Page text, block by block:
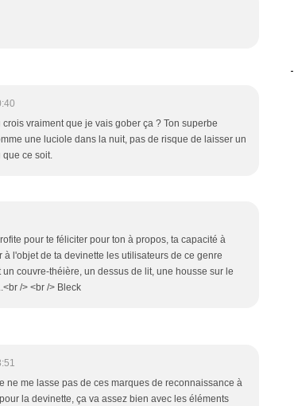
vraiment que je vais gober ça ? Ton superbe
une luciole dans la nuit, pas de risque de laisser un
ce soit.
pour te féliciter pour ton à propos, ta capacité à
l'objet de ta devinette les utilisateurs de ce genre
couvre-théière, un dessus de lit, une housse sur le
/> <br /> Bleck
ne me lasse pas de ces marques de reconnaissance à
la devinette, ça va assez bien avec les éléments